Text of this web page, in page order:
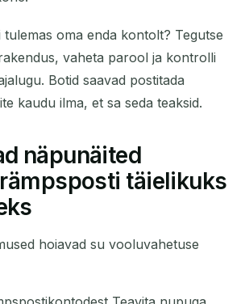
oma enda kontolt? Tegutse
vaheta parool ja kontrolli
Botid saavad postitada
kaudu ilma, et sa seda teaksid.
näpunäited
täielikuks
hoiavad su vooluvahetuse